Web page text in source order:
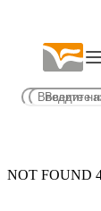
NOT FOUND